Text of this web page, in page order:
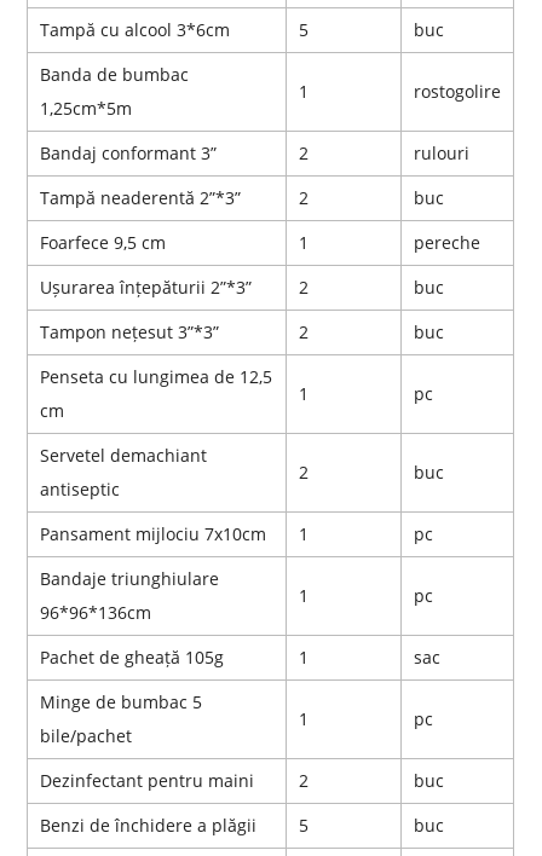
Tampă cu alcool 3*6cm 5
buc
Banda de bumbac
1,25cm*5m
1 rostogolire
Bandaj conformant 3” 2
rulouri
Tampă neaderentă 2”*3”
2
buc
Foarfece 9,5 cm
1
pereche
Ușurarea înțepăturii 2”*3”
2
buc
Tampon nețesut 3”*3”
2
buc
Penseta cu lungimea de 12,5
cm
1 pc
Servetel demachiant
antiseptic
2 buc
Pansament mijlociu 7x10cm 1
pc
Bandaje triunghiulare
96*96*136cm
1 pc
Pachet de gheață 105g 1
sac
Minge de bumbac 5
bile/pachet
1 pc
Dezinfectant pentru maini 2
buc
Benzi de închidere a plăgii
5
buc